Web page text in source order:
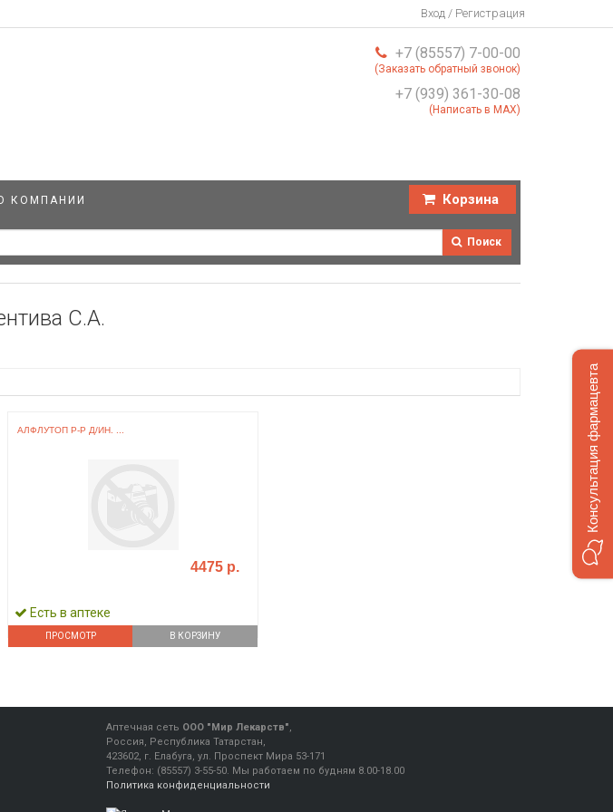
Вход / Регистрация
+7 (85557) 7-00-00
(Заказать обратный звонок)
+7 (939) 361-30-08
(Написать в MAX)
КОМПАНИИ Корзина
Поиск
С.А.
АЛФЛУТОП Р-Р Д/ИН. ...
4475 р.
Есть в аптеке
ПРОСМОТР В КОРЗИНУ
Аптечная сеть ООО "Мир Лекарств",
Россия, Республика Татарстан,
423602, г. Елабуга, ул. Проспект Мира 53-171
Телефон: (85557) 3-55-50. Мы работаем по будням 8.00-18.00
Политика конфиденциальности
Консультация фармацевта